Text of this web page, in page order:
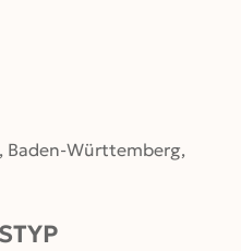
Baden-Württemberg,